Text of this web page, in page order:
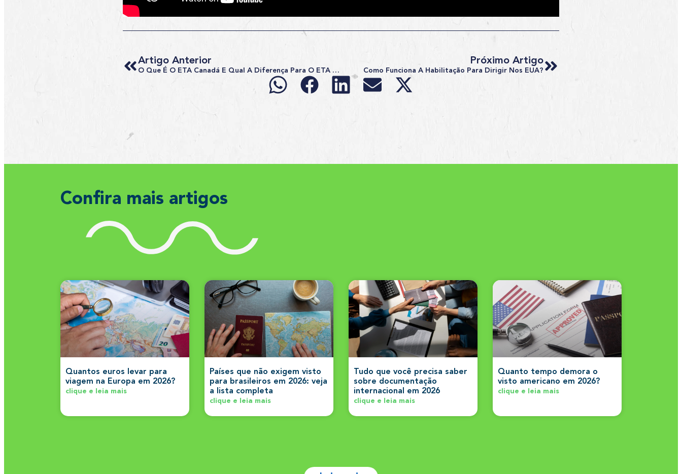
Artigo Anterior
O Que É O ETA Canadá E Qual A Diferença Para O ETA Austrália E O ESTA EUA?
Próximo Artigo
Como Funciona A Habilitação Para Dirigir Nos EUA?
Confira mais artigos
Quantos euros levar para
viagem na Europa em 2026?
clique e leia mais
Países que não exigem visto
para brasileiros em 2026: veja
a lista completa
clique e leia mais
Tudo que você precisa saber
sobre documentação
internacional em 2026
clique e leia mais
Quanto tempo demora o
visto americano em 2026?
clique e leia mais